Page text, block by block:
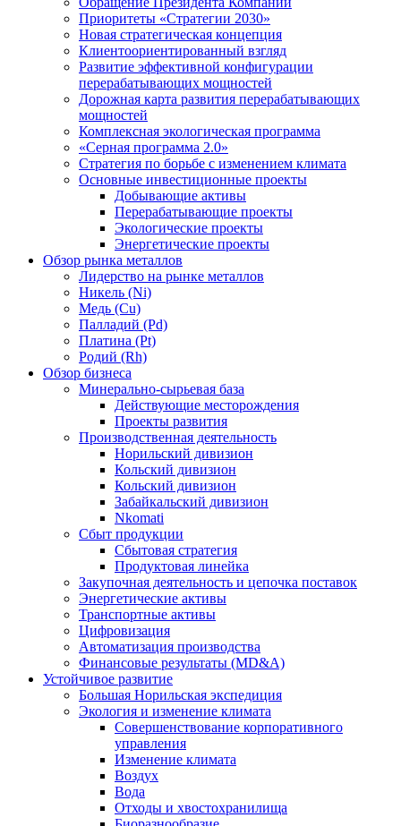
Приоритеты «Стратегии 2030»
Новая стратегическая концепция
Клиентоориентированный взгляд
Развитие эффективной конфигурации
перерабатывающих мощностей
Дорожная карта развития перерабатывающих
мощностей
Комплексная экологическая программа
«Серная программа 2.0»
Стратегия по борьбе с изменением климата
Основные инвестиционные проекты
Добывающие активы
Перерабатывающие проекты
Экологические проекты
Энергетические проекты
Обзор рынка металлов
Лидерство на рынке металлов
Никель (Ni)
Медь (Cu)
Палладий (Pd)
Платина (Pt)
Родий (Rh)
Обзор бизнеса
Минерально-сырьевая база
Действующие месторождения
Проекты развития
Производственная деятельность
Норильский дивизион
Кольский дивизион
Кольский дивизион
Забайкальский дивизион
Nkomati
Сбыт продукции
Сбытовая стратегия
Продуктовая линейка
Закупочная деятельность и цепочка поставок
Энергетические активы
Транспортные активы
Цифровизация
Автоматизация производства
Финансовые результаты (MD&A)
Устойчивое развитие
Большая Норильская экспедиция
Экология и изменение климата
Совершенствование корпоративного
управления
Изменение климата
Воздух
Вода
Отходы и хвостохранилища